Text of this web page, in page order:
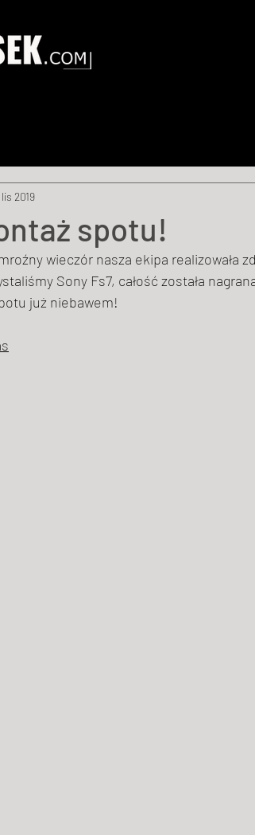
spotu!
2019
wieczór nasza ekipa realizowała
już niebawem!